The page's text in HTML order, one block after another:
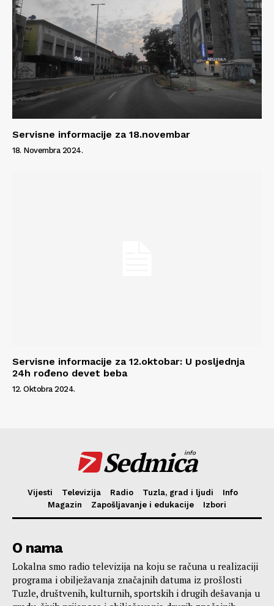
Servisne informacije za 18.novembar
18. Novembra 2024.
Servisne informacije za 12.oktobar: U posljednja
24h rođeno devet beba
12. Oktobra 2024.
Sedmica
info
Vijesti Televizija Radio Tuzla, grad i ljudi
Info
Magazin
Zapošljavanje i edukacije Izbori
O nama
Lokalna smo radio televizija na koju se računa u realizaciji
programa i obilježavanja značajnih datuma iz prošlosti
Tuzle, društvenih, kulturnih, sportskih i drugih dešavanja u